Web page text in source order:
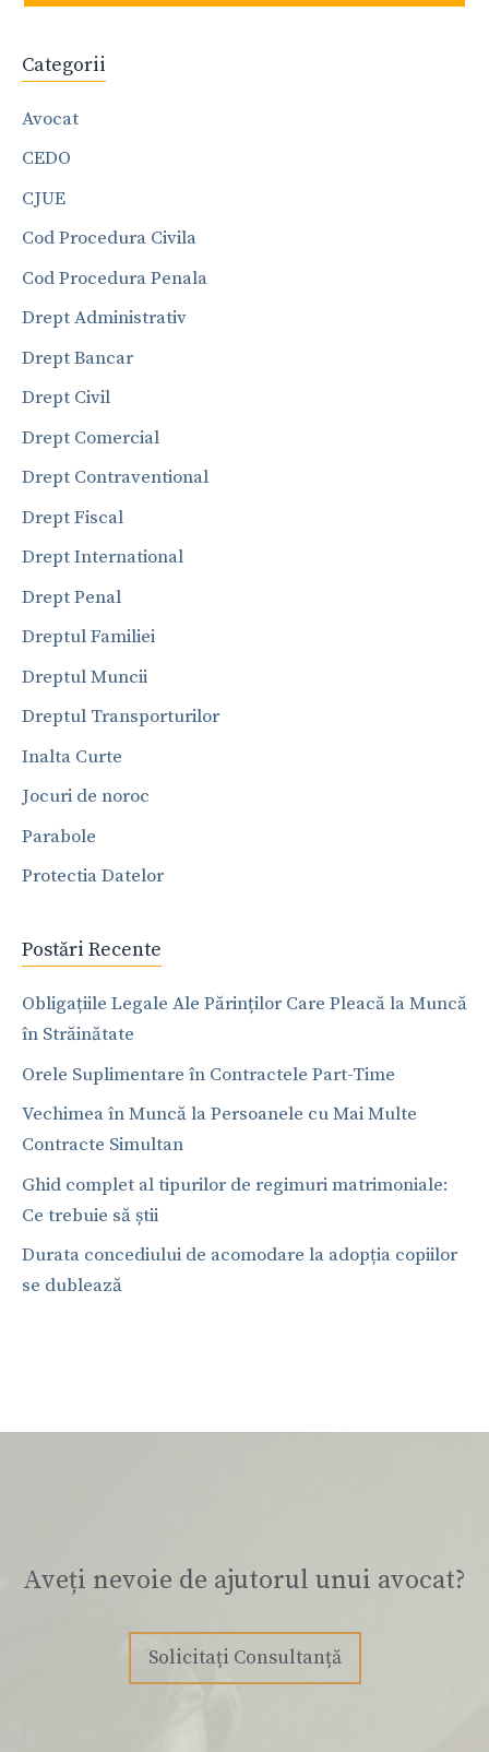
Categorii
Avocat
CEDO
CJUE
Cod Procedura Civila
Cod Procedura Penala
Drept Administrativ
Drept Bancar
Drept Civil
Drept Comercial
Drept Contraventional
Drept Fiscal
Drept International
Drept Penal
Dreptul Familiei
Dreptul Muncii
Dreptul Transporturilor
Inalta Curte
Jocuri de noroc
Parabole
Protectia Datelor
Postări Recente
Obligațiile Legale Ale Părinților Care Pleacă la Muncă
în Străinătate
Orele Suplimentare în Contractele Part-Time
Vechimea în Muncă la Persoanele cu Mai Multe
Contracte Simultan
Ghid complet al tipurilor de regimuri matrimoniale:
Ce trebuie să știi
Durata concediului de acomodare la adopția copiilor
se dublează
Aveți nevoie de ajutorul unui avocat?
Solicitați Consultanță